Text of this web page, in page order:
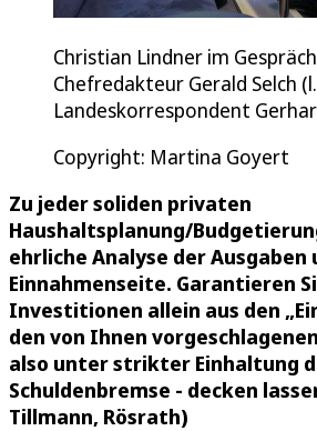
Christian Lindner im
Chefredakteur Gerald Selch
Landeskorrespondent
Copyright: Martina Goyert
Zu jeder soliden privaten
Haushaltsplanung/
ehrliche Analyse der Ausgaben
Einnahmenseite. Garantieren
Investitionen allein aus den
den von Ihnen
also unter strikter Einhaltung
Schuldenbremse - decken
Tillmann, Rösrath)